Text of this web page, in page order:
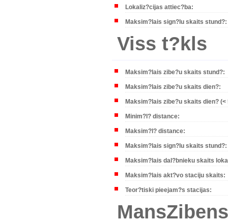
Lokaliz?cijas attiec?ba:
Maksim?lais sign?lu skaits stund?:
Viss t?kls
Maksim?lais zibe?u skaits stund?:
Maksim?lais zibe?u skaits dien?:
Maksim?lais zibe?u skaits dien? (<
Minim?l? distance:
Maksim?l? distance:
Maksim?lais sign?lu skaits stund?:
Maksim?lais dal?bnieku skaits
Maksim?lais akt?vo staciju skaits:
Teor?tiski pieejam?s stacijas: